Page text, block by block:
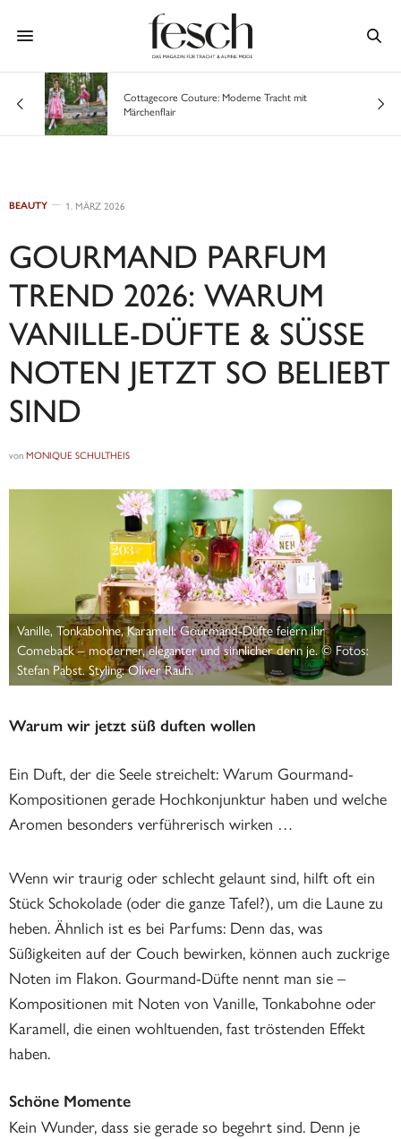
Cottagecore Couture: Moderne Tracht mit
Märchenflair
BEAUTY 1. MÄRZ 2026
GOURMAND PARFUM
TREND 2026: WARUM
VANILLE-DÜFTE & SÜSSE N
OTEN JETZT SO BELIEBT S
IND
von MONIQUE SCHULTHEIS
Vanille, Tonkabohne, Karamell: Gourmand-Düfte feiern ihr
Comeback – moderner, eleganter und sinnlicher denn je. © Fotos:
Stefan Pabst. Styling: Oliver Rauh.
Warum wir jetzt süß duften wollen
Ein Duft, der die Seele streichelt: Warum Gourmand-
Kompositionen gerade Hochkonjunktur haben und welche
Aromen besonders verführerisch wirken …
Wenn wir traurig oder schlecht gelaunt sind, hilft oft ein
Stück Schokolade (oder die ganze Tafel?), um die Laune zu
heben. Ähnlich ist es bei Parfums: Denn das, was
Süßigkeiten auf der Couch bewirken, können auch zuckrige
Noten im Flakon. Gourmand-Düfte nennt man sie –
Kompositionen mit Noten von Vanille, Tonkabohne oder
Karamell, die einen wohltuenden, fast tröstenden Effekt
haben.
Schöne Momente
Kein Wunder, dass sie gerade so begehrt sind. Denn je